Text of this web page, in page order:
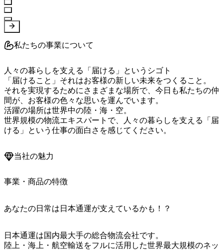
私たちの事業について
人々の暮らしを支える「届ける」というシゴト
「届けること」それはお客様の新しい未来をつくること。
それを実現するためにさまざまな場所で、今日も私たちの仲
間が、お客様の色々な思いを運んでいます。
活躍の場所は世界中の陸・海・空。
世界規模の物流エキスパートで、人々の暮らしを支える「届
ける」という仕事の面白さを感じてください。
当社の魅力
事業・商品の特徴
あなたの日常は日本通運が支えているかも！？
日本通運は国内最大手の総合物流会社です。
陸上・海上・航空輸送をフルに活用した世界最大規模のネッ